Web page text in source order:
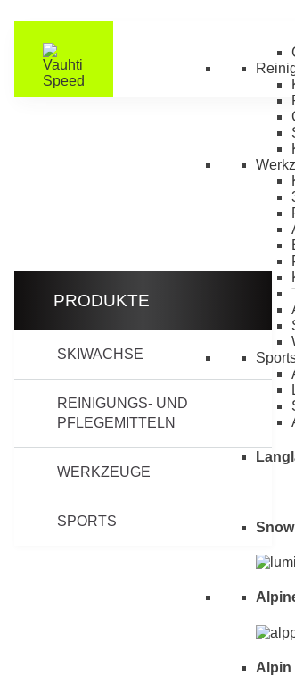
Alpin
PRODUKTE
SKIWACHSE
REINIGUNGS- UND
PFLEGEMITTELN
WERKZEUGE
SPORTS